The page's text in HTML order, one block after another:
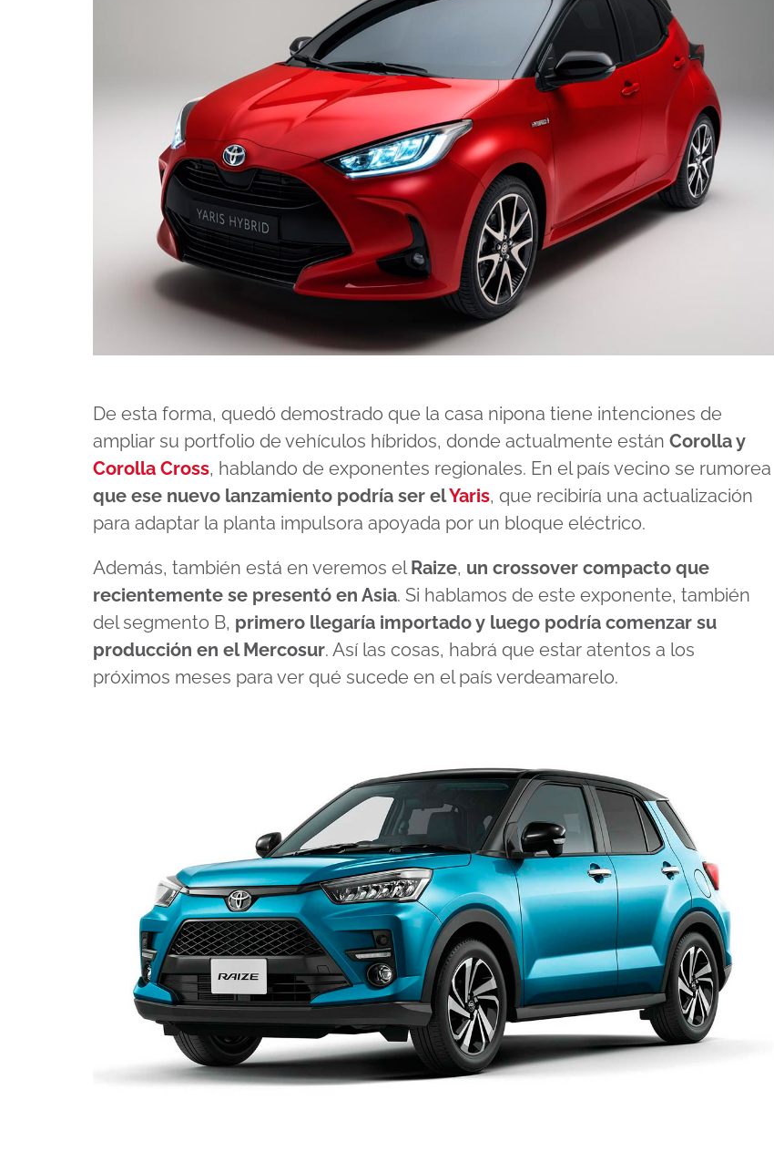
De esta forma, quedó demostrado que la casa nipona tiene intenciones de
ampliar su portfolio de vehículos híbridos, donde actualmente están Corolla y
Corolla Cross, hablando de exponentes regionales. En el país vecino se rumorea
que ese nuevo lanzamiento podría ser elYaris, que recibiría una actualización
para adaptar la planta impulsora apoyada por un bloque eléctrico.
Además, también está en veremos elRaize, un crossover compacto que
recientemente se presentó en Asia. Si hablamos de este exponente, también
del segmento B, primero llegaría importado y luego podría comenzar su
producción en el Mercosur. Así las cosas, habrá que estar atentos a los
próximos meses para ver qué sucede en el país verdeamarelo.